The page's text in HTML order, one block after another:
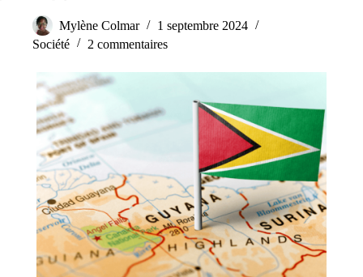
Mylène Colmar
1 septembre 2024
Société
2 commentaires